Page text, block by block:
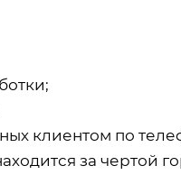
клиентом по
за чертой